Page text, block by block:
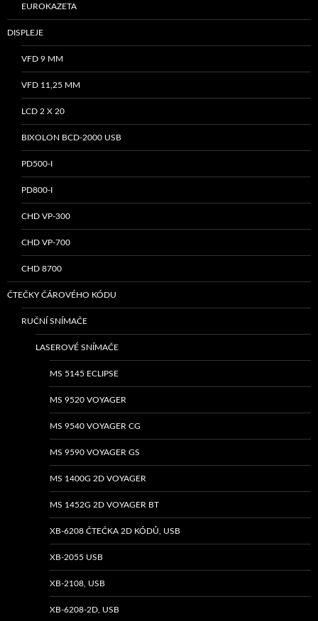
EUROKAZETA
DISPLEJE
VFD 9 MM
VFD 11,25 MM
LCD 2 X 20
BIXOLON BCD-2000 USB
PD500-I
PD800-I
CHD VP-300
CHD VP-700
CHD 8700
ČTEČKY ČÁROVÉHO KÓDU
RUČNÍ SNÍMAČE
LASEROVÉ SNÍMAČE
MS 5145 ECLIPSE
MS 9520 VOYAGER
MS 9540 VOYAGER CG
MS 9590 VOYAGER GS
MS 1400G 2D VOYAGER
MS 1452G 2D VOYAGER BT
XB-6208 ČTEČKA 2D KÓDŮ, USB
XB-2055 USB
XB-2108, USB
XB-6208-2D, USB